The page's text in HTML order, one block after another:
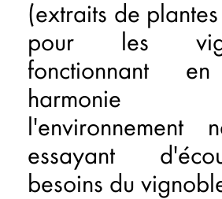
(extraits de
pour les
fonctionnant
l'environnement
essayant
besoins du